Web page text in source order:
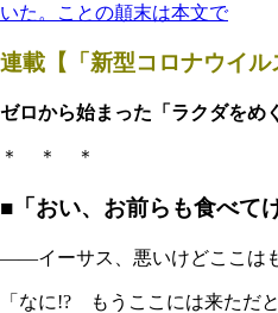
いた。ことの顛末は本文で
連載【「新型コロナウイ
ゼロから始まった「ラクダをめ
＊ ＊ ＊
■「おい、お前らも食べて
――イーサス、悪いけどここは
「なに!? もうここには来ただ